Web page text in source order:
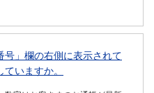
号」欄の右側に表示されて
いますか。